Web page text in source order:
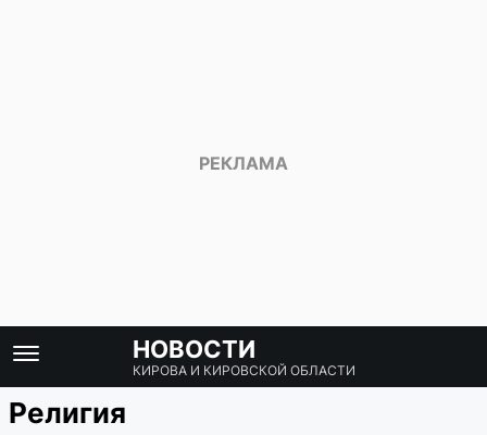
НОВОСТИ
КИРОВА И КИРОВСКОЙ ОБЛАСТИ
Религия